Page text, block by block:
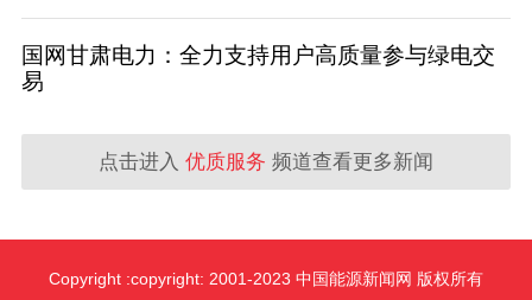
国网甘肃电力：全力支持用户高质量参与绿电交
易
点击进入 优质服务 频道查看更多新闻
Copyright :copyright: 2001-2023 中国能源新闻网 版权所有